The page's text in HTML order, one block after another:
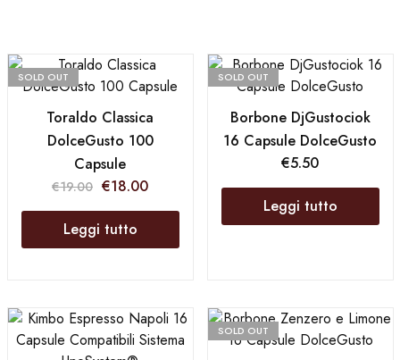
SOLD OUT
Toraldo Classica
DolceGusto 100
Capsule
€19.00 €18.00
Leggi tutto
SOLD OUT
Borbone DjGustociok
16 Capsule DolceGusto
€5.50
Leggi tutto
SOLD OUT